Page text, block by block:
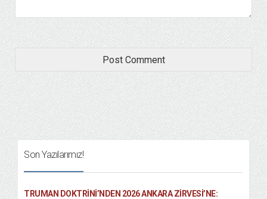
Son Yazılarımız!
TRUMAN DOKTRINI’NDEN 2026 ANKARA ZIRVESI’NE: